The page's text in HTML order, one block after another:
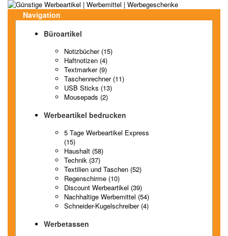
Navigation
Büroartikel
Notizbücher (15)
Haftnotizen (4)
Textmarker (9)
Taschenrechner (11)
USB Sticks (13)
Mousepads (2)
Werbeartikel bedrucken
5 Tage Werbeartikel Express
(15)
Haushalt (58)
Technik (37)
Textilien und Taschen (52)
Regenschirme (10)
Discount Werbeartikel (39)
Nachhaltige Werbemittel (54)
Schneider-Kugelschreiber (4)
Werbetassen